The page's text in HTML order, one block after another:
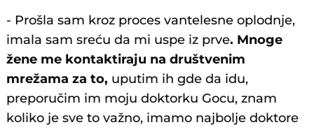
- Prošla sam kroz proces vantelesne oplodnje,
imala sam sreću da mi uspe iz prve. Mnoge
žene me kontaktiraju na društvenim
mrežama za to, uputim ih gde da idu,
preporučim im moju doktorku Gocu, znam
koliko je sve to važno, imamo najbolje doktore